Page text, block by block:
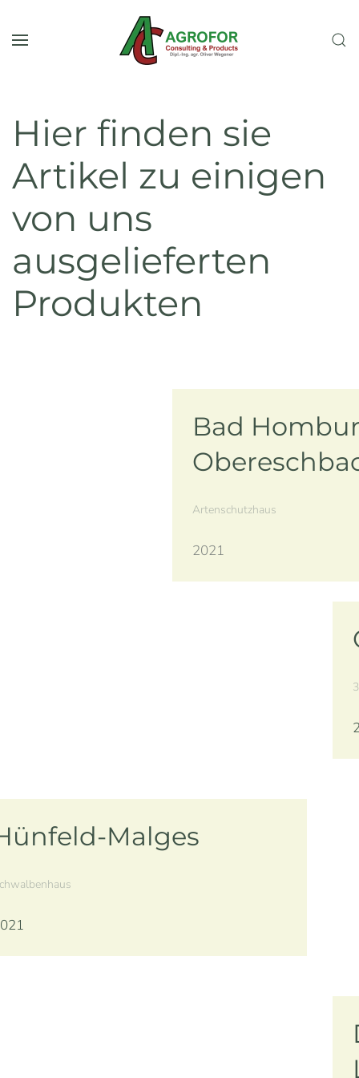
Zum Hauptinhalt springen
Hier finden sie
Artikel zu einigen
von uns
ausgelieferten
Produkten
Bad
Artenschutzhaus
2021
Malges